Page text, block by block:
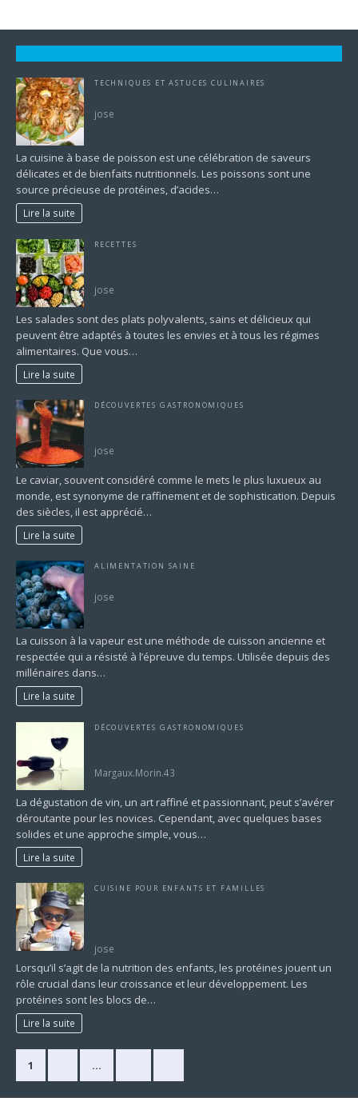
TECHNIQUES ET ASTUCES CULINAIRES
jose
La cuisine à base de poisson est une célébration de saveurs
délicates et de bienfaits nutritionnels. Les poissons sont une
source précieuse de protéines, d’acides…
Lire la suite
RECETTES
jose
Les salades sont des plats polyvalents, sains et délicieux qui
peuvent être adaptés à toutes les envies et à tous les régimes
alimentaires. Que vous…
Lire la suite
DÉCOUVERTES GASTRONOMIQUES
jose
Le caviar, souvent considéré comme le mets le plus luxueux au
monde, est synonyme de raffinement et de sophistication. Depuis
des siècles, il est apprécié…
Lire la suite
ALIMENTATION SAINE
jose
La cuisson à la vapeur est une méthode de cuisson ancienne et
respectée qui a résisté à l’épreuve du temps. Utilisée depuis des
millénaires dans…
Lire la suite
DÉCOUVERTES GASTRONOMIQUES
Margaux.Morin.43
La dégustation de vin, un art raffiné et passionnant, peut s’avérer
déroutante pour les novices. Cependant, avec quelques bases
solides et une approche simple, vous…
Lire la suite
CUISINE POUR ENFANTS ET FAMILLES
jose
Lorsqu’il s’agit de la nutrition des enfants, les protéines jouent un
rôle crucial dans leur croissance et leur développement. Les
protéines sont les blocs de…
Lire la suite
1 …